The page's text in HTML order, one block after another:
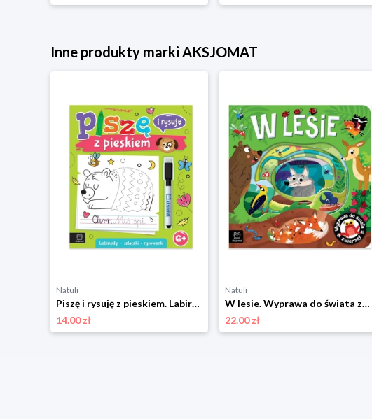
Inne produkty marki AKSJOMAT
Natuli
Piszę i rysuję z pieskiem. Labirynty, szlaczki, rysowanki. Ścieralny pisak Aksjomat
14.00 zł
Natuli
W lesie. Wyprawa do świata zwierząt Aksjomat
22.00 zł